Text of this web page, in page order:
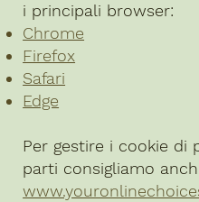
i principali browser:
Chrome
Firefox
Safari
Edge
Per gestire i cookie di
parti consigliamo